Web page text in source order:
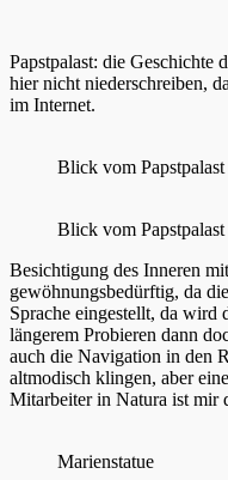
Papstpalast: die Geschichte
hier nicht niederschreiben,
im Internet.
Blick vom Papstpalast
Blick vom Papstpalast
Besichtigung des Inneren
gewöhnungsbedürftig, da
Sprache eingestellt, da
längerem Probieren dann
auch die Navigation in den
altmodisch klingen, aber
Mitarbeiter in Natura ist
Marienstatue